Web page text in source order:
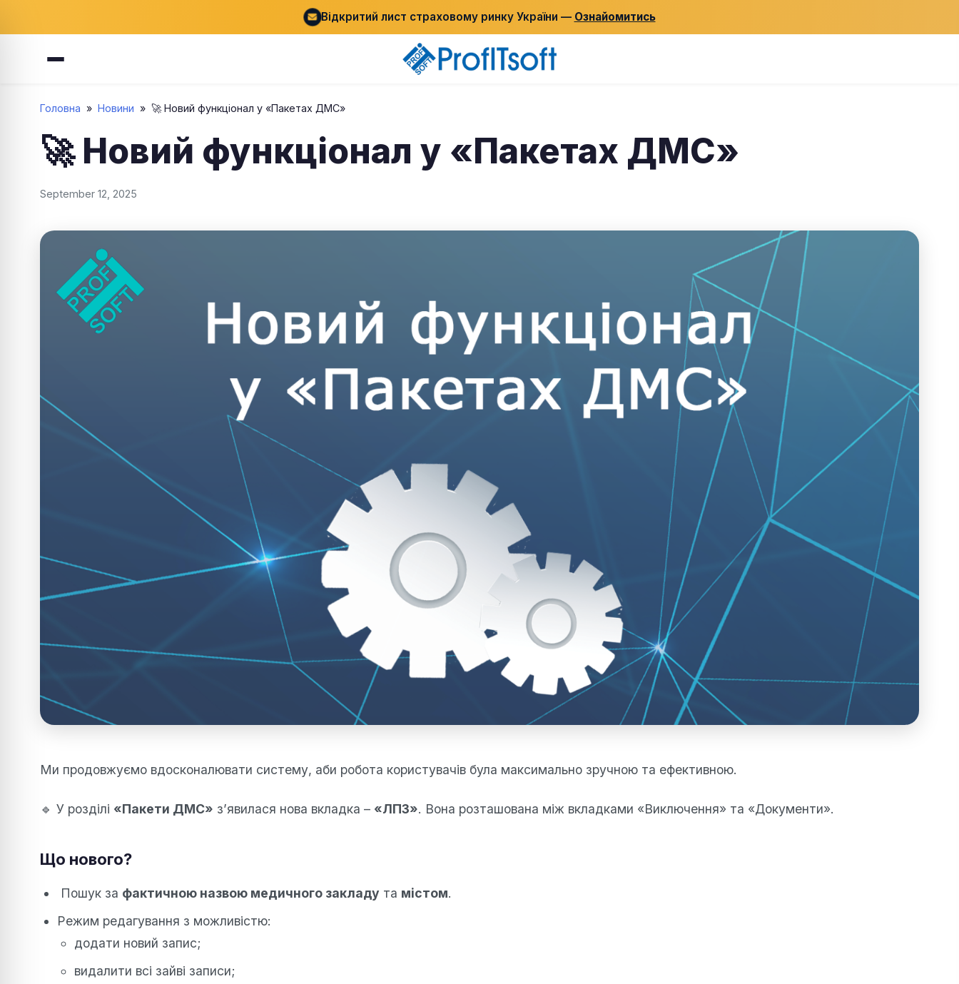
Відкритий лист страховому ринку України — Ознайомитись
Головна » Новини » 🚀 Новий функціонал у «Пакетах ДМС»
🚀 Новий функціонал у «Пакетах ДМС»
September 12, 2025
Ми продовжуємо вдосконалювати систему, аби робота користувачів була максимально зручною та ефективною.
🔹 У розділі «Пакети ДМС» з’явилася нова вкладка – «ЛПЗ». Вона розташована між вкладками «Виключення» та «Документи».
Що нового?
Пошук за фактичною назвою медичного закладу та містом.
Режим редагування з можливістю:
додати новий запис;
видалити всі зайві записи;